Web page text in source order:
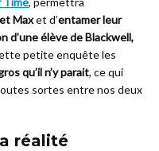
Maxet d’entamer leur
d’une élève de Blackwell,
petite enquête les
qu’il n’y parait, ce qui
sortes entre nos deux
réalité